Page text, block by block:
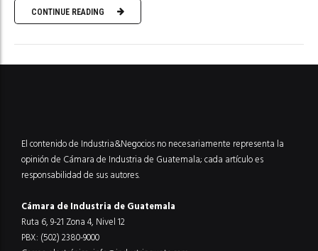
CONTINUE READING
El contenido de Industria&Negocios no necesariamente representa la
opinión de Cámara de Industria de Guatemala; cada artículo es
responsabilidad de sus autores.
Cámara de Industria de Guatemala
Ruta 6, 9-21 Zona 4, Nivel 12
PBX: (502) 2380-9000